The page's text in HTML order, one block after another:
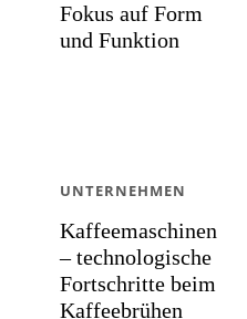
Fokus auf Form
und Funktion
Kaffeemaschinen
– technologische
Fortschritte beim
Kaffeebrühen
UNTERNEHMEN